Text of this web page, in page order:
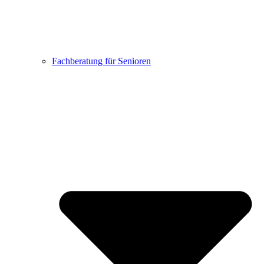
Fachberatung für Senioren